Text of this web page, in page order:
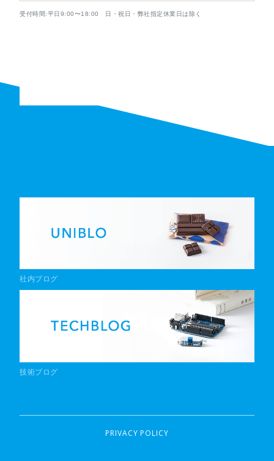
受付時間:平日9:00〜18:00 日・祝日・弊社指定休業日は除く
社内ブログ
技術ブログ
PRIVACY POLICY